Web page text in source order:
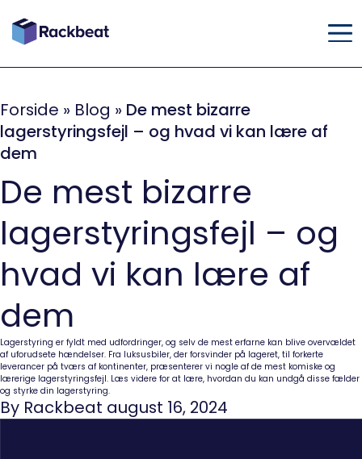
Forside » Blog » De mest bizarre
lagerstyringsfejl – og hvad vi kan lære af
dem
De mest bizarre
lagerstyringsfejl – og
hvad vi kan lære af
dem
Lagerstyring er fyldt med udfordringer, og selv de mest erfarne kan blive overvældet
af uforudsete hændelser. Fra luksusbiler, der forsvinder på lageret, til forkerte
leverancer på tværs af kontinenter, præsenterer vi nogle af de mest komiske og
lærerige lagerstyringsfejl. Læs videre for at lære, hvordan du kan undgå disse fælder
og styrke din lagerstyring.
By Rackbeat august 16, 2024